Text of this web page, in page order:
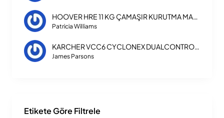
HOOVER HRE 11 KG ÇAMAŞIR KURUTMA MAKİNESİ HE11A2TBE-17
Patricia Williams
KARCHER VCC6 CYCLONEX DUALCONTROL BW TORBASIZ ELEKTRİKLİ SÜPÜRGE
James Parsons
Etikete Göre Filtrele